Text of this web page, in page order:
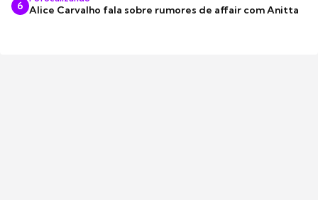
6 Alice Carvalho fala sobre rumores de affair com Anitta